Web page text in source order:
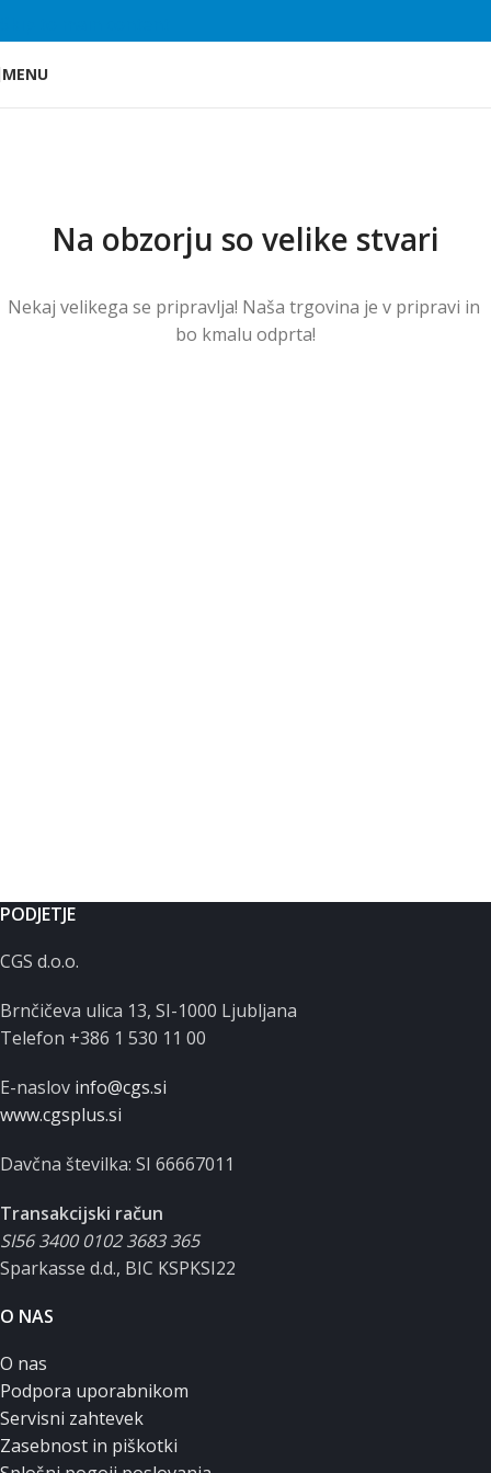
MENU
Na obzorju so velike stvari
Nekaj ​​velikega se pripravlja! Naša trgovina je v pripravi in ​​
bo kmalu odprta!
PODJETJE
CGS d.o.o.
Brnčičeva ulica 13, SI-1000 Ljubljana
Telefon +386 1 530 11 00
E-naslov info@cgs.si
www.cgsplus.si
Davčna številka: SI 66667011
Transakcijski račun
SI56 3400 0102 3683 365
Sparkasse d.d., BIC KSPKSI22
O NAS
O nas
Podpora uporabnikom
Servisni zahtevek
Zasebnost in piškotki